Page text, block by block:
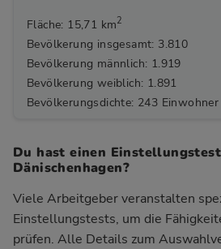
Fläche: 15,71 km2
Bevölkerung insgesamt: 3.810
Bevölkerung männlich: 1.919
Bevölkerung weiblich: 1.891
Bevölkerungsdichte: 243
Du hast einen
Dänischenhagen?
Viele Arbeitgeber veranstalten
Einstellungstests, um die
prüfen. Alle Details zum